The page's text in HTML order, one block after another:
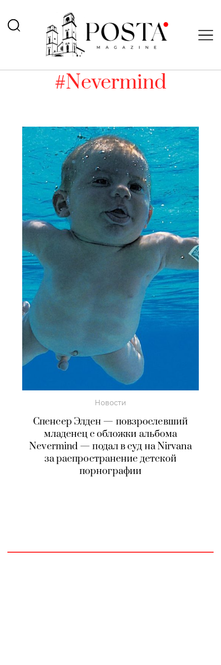
#Nevermind
Новости
Спенсер Элден — повзрослевший
младенец с обложки альбома
Nevermind — подал в суд на Nirvana
за распространение детской
порнографии